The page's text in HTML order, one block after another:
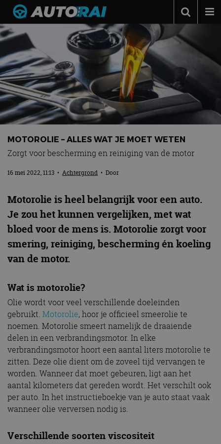
Autonieuws
Podcast
Autotests
Automerken
Adverteren
Contact
MotorRAI.nl
MOTOROLIE – ALLES WAT JE MOET WETEN
Zorgt voor bescherming en reiniging van de motor
16 mei 2022, 11:13 • Achtergrond • Door
Motorolie is heel belangrijk voor een auto.
Je zou het kunnen vergelijken, met wat
bloed voor de mens is. Motorolie zorgt voor
smering, reiniging, bescherming én koeling
van de motor.
Wat is motorolie?
Olie wordt voor veel verschillende doeleinden
gebruikt. Motorolie, hoor je officieel smeerolie te
noemen. Motorolie smeert namelijk de draaiende
delen in een verbrandingsmotor. In elke
verbrandingsmotor hoort een aantal liters motorolie te
zitten. Deze olie dient om de zoveel tijd vervangen te
worden. Wanneer dat moet gebeuren, ligt aan het
aantal kilometers dat gereden wordt. Het verschilt ook
per auto. In het instructieboekje van je auto staat vaak
wanneer olie verversen nodig is.
Verschillende soorten viscositeit